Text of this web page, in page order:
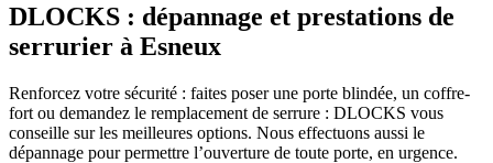
DLOCKS : dépannage et prestations de
serrurier à Esneux
Renforcez votre sécurité : faites poser une porte blindée, un coffre-
fort ou demandez le remplacement de serrure : DLOCKS vous
conseille sur les meilleures options. Nous effectuons aussi le
dépannage pour permettre l’ouverture de toute porte, en urgence.